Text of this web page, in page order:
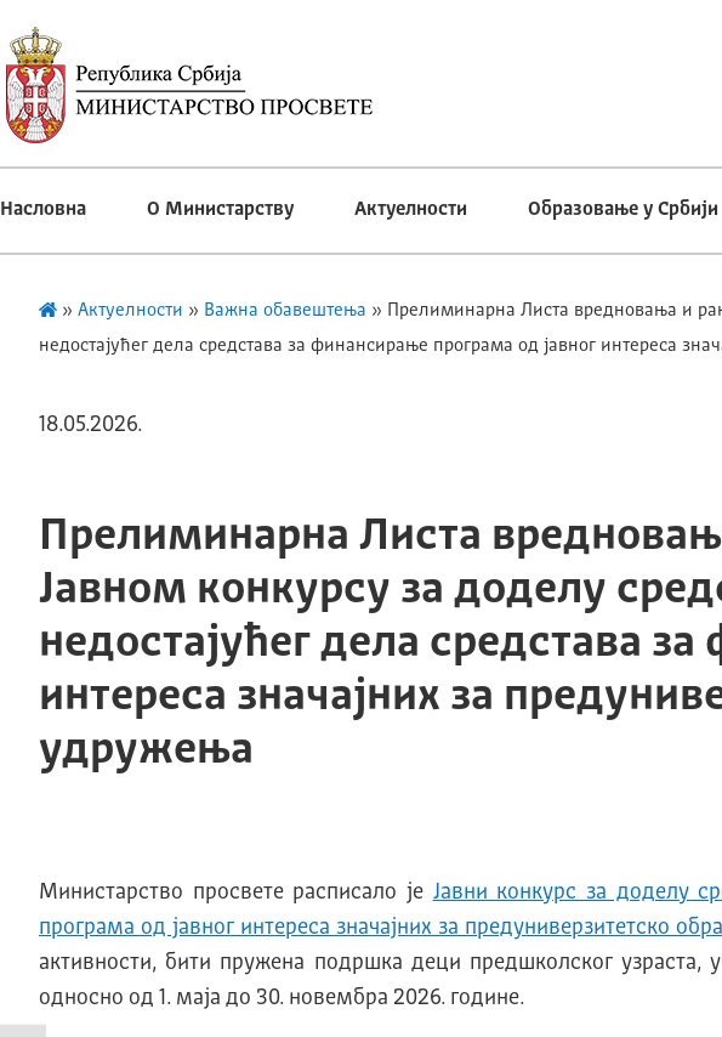
Насловна О Министарству Актуелности Образовање у Србији
» Актуелности » Важна обавештења » Прелиминарна Листа вредновања и
недостајућег дела средстава за финансирање програма од јавног интереса
18.05.2026.
Прелиминарна Листа
Јавном конкурсу за доделу
недостајућег дела средстава
интереса значајних за
удружења
Министарство просвете расписало је Jавни конкурс за доделу
програма од јавног интереса значајних за предуниверзитетско
активности, бити пружена подршка деци предшколског
односно од 1. маја до 30. новембра 2026. године.